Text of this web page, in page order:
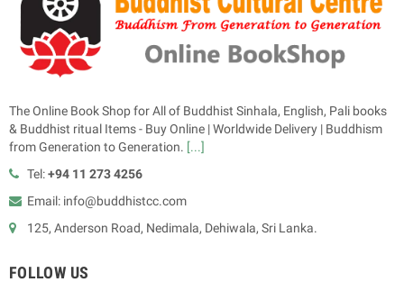
The Online Book Shop for All of Buddhist Sinhala, English, Pali books
& Buddhist ritual Items - Buy Online | Worldwide Delivery | Buddhism
from Generation to Generation. [...]
Tel:+94 11 273 4256
Email: info@buddhistcc.com
125, Anderson Road, Nedimala, Dehiwala, Sri Lanka.
FOLLOW US